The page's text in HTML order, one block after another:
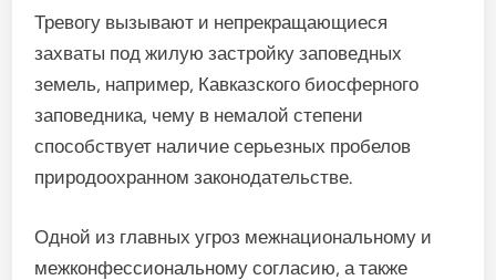
Тревогу вызывают и непрекращающиеся
захваты под жилую застройку заповедных
земель, например, Кавказского биосферного
заповедника, чему в немалой степени
способствует наличие серьезных пробелов
природоохранном законодательстве.
Одной из главных угроз межнациональному и
межконфессиональному согласию, а также